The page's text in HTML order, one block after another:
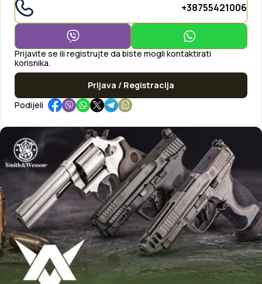
+38755421006
Prijavite se ili registrujte da biste mogli kontaktirati
korisnika.
Prijava / Registracija
Podijeli